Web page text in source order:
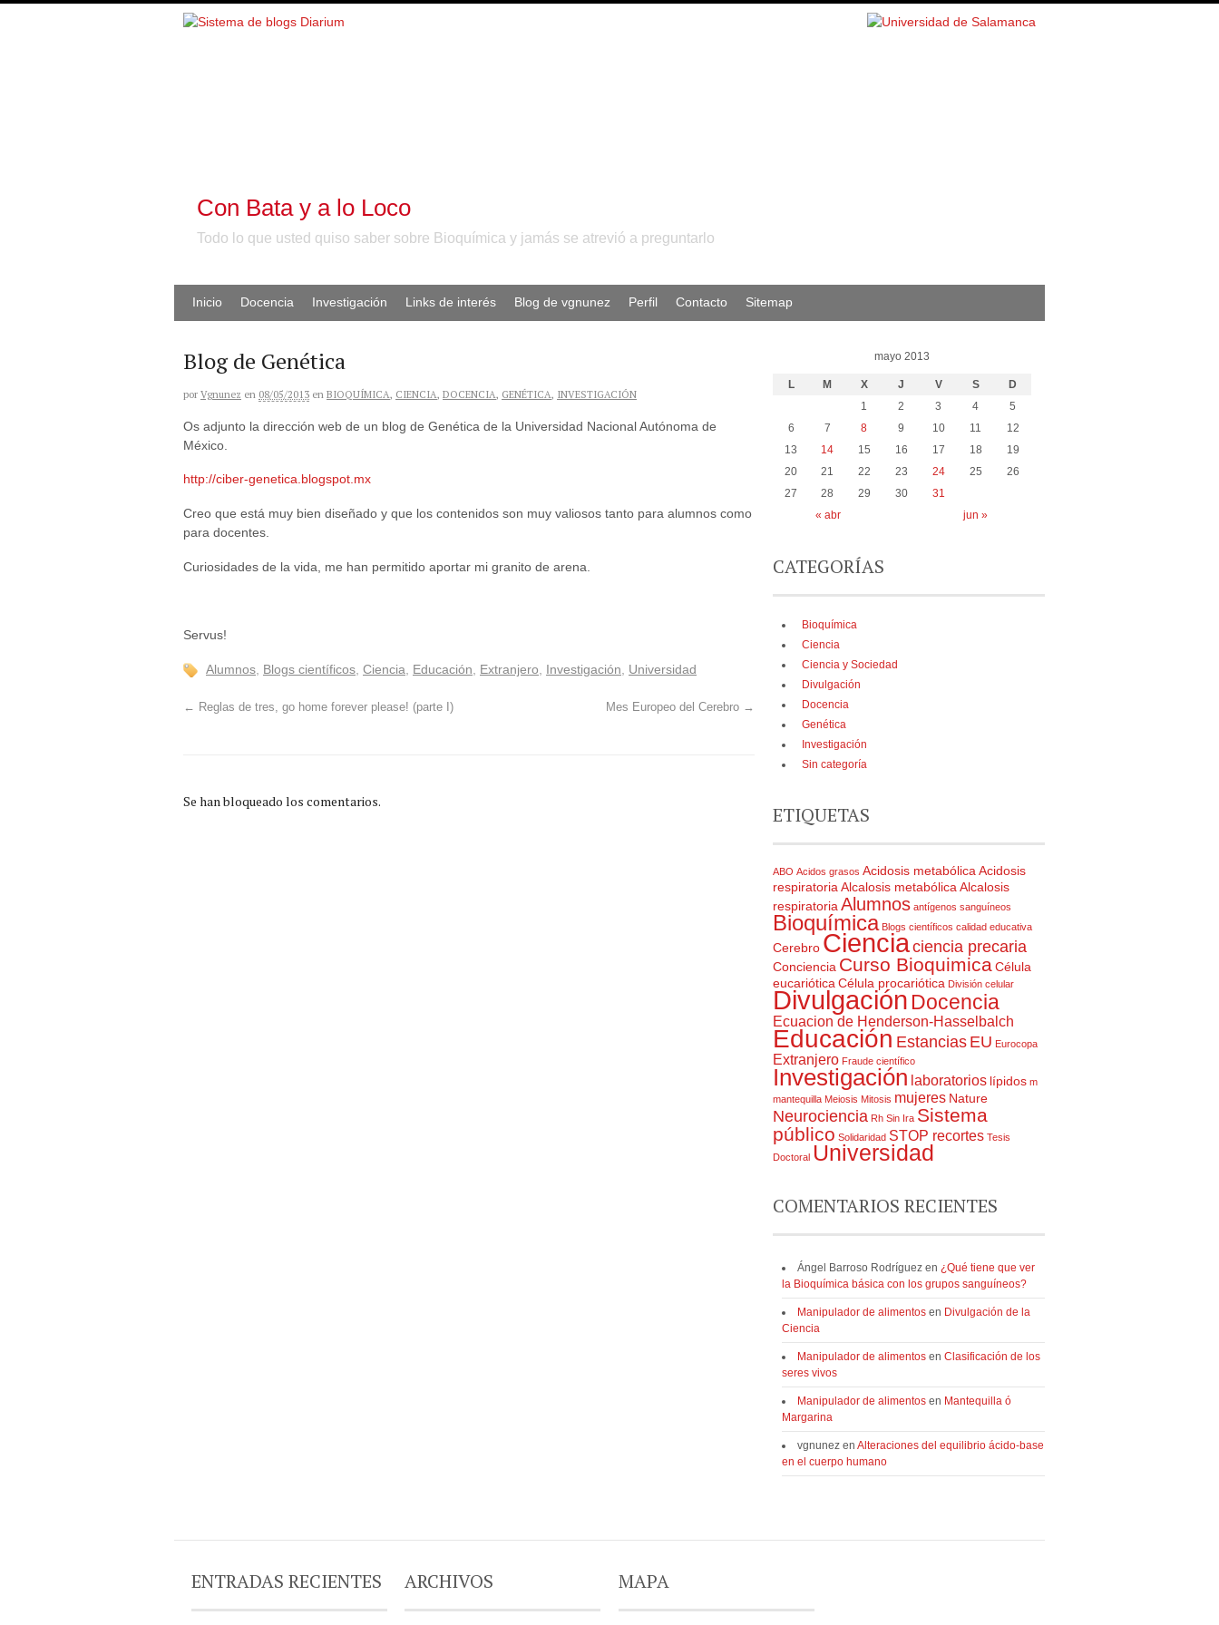
Con Bata y a lo Loco
Todo lo que usted quiso saber sobre Bioquímica y jamás se atrevió a preguntarlo
Inicio Docencia Investigación Links de interés Blog de vgnunez Perfil Contacto Sitemap
Blog de Genética
por Vgnunez en 08/05/2013 en BIOQUÍMICA, CIENCIA, DOCENCIA, GENÉTICA, INVESTIGACIÓN
Os adjunto la dirección web de un blog de Genética de la Universidad Nacional Autónoma de
México.
http://ciber-genetica.blogspot.mx
Creo que está muy bien diseñado y que los contenidos son muy valiosos tanto para alumnos como
para docentes.
Curiosidades de la vida, me han permitido aportar mi granito de arena.
Servus!
Alumnos, Blogs científicos, Ciencia, Educación, Extranjero, Investigación, Universidad
← Reglas de tres, go home forever please! (parte I) Mes Europeo del Cerebro →
Se han bloqueado los comentarios.
mayo 2013
L M X J V S D
« abr jun »
1 2 3 4
5
6
7 8 9 10 11
12
13
14 15 16 17 18
19
20
21 22 23 24 25
26
27
28 29 30 31
CATEGORÍAS
Bioquímica
Ciencia
Ciencia y Sociedad
Divulgación
Docencia
Genética
Investigación
Sin categoría
ETIQUETAS
ABO Acidos grasos Acidosis metabólica Acidosis
respiratoria Alcalosis metabólica Alcalosis
respiratoria Alumnos antígenos sanguíneos
Bioquímica Blogs científicos calidad educativa
Cerebro Cienciaciencia precaria
Conciencia Curso Bioquimica Célula
eucariótica Célula procariótica División celular
DivulgaciónDocencia
Ecuacion de Henderson-Hasselbalch
Educación Estancias EU Eurocopa
Extranjero Fraude científico
Investigación laboratorios lípidos m
mantequilla Meiosis Mitosis mujeres Nature
Neurociencia Rh Sin Ira Sistema
público Solidaridad STOP recortes Tesis
Doctoral Universidad
COMENTARIOS RECIENTES
Ángel Barroso Rodríguez en ¿Qué tiene que ver
la Bioquímica básica con los grupos sanguíneos?
Manipulador de alimentos en Divulgación de la
Ciencia
Manipulador de alimentos en Clasificación de los
seres vivos
Manipulador de alimentos en Mantequilla ó
Margarina
vgnunez en Alteraciones del equilibrio ácido-base
en el cuerpo humano
ENTRADAS RECIENTES ARCHIVOS MAPA